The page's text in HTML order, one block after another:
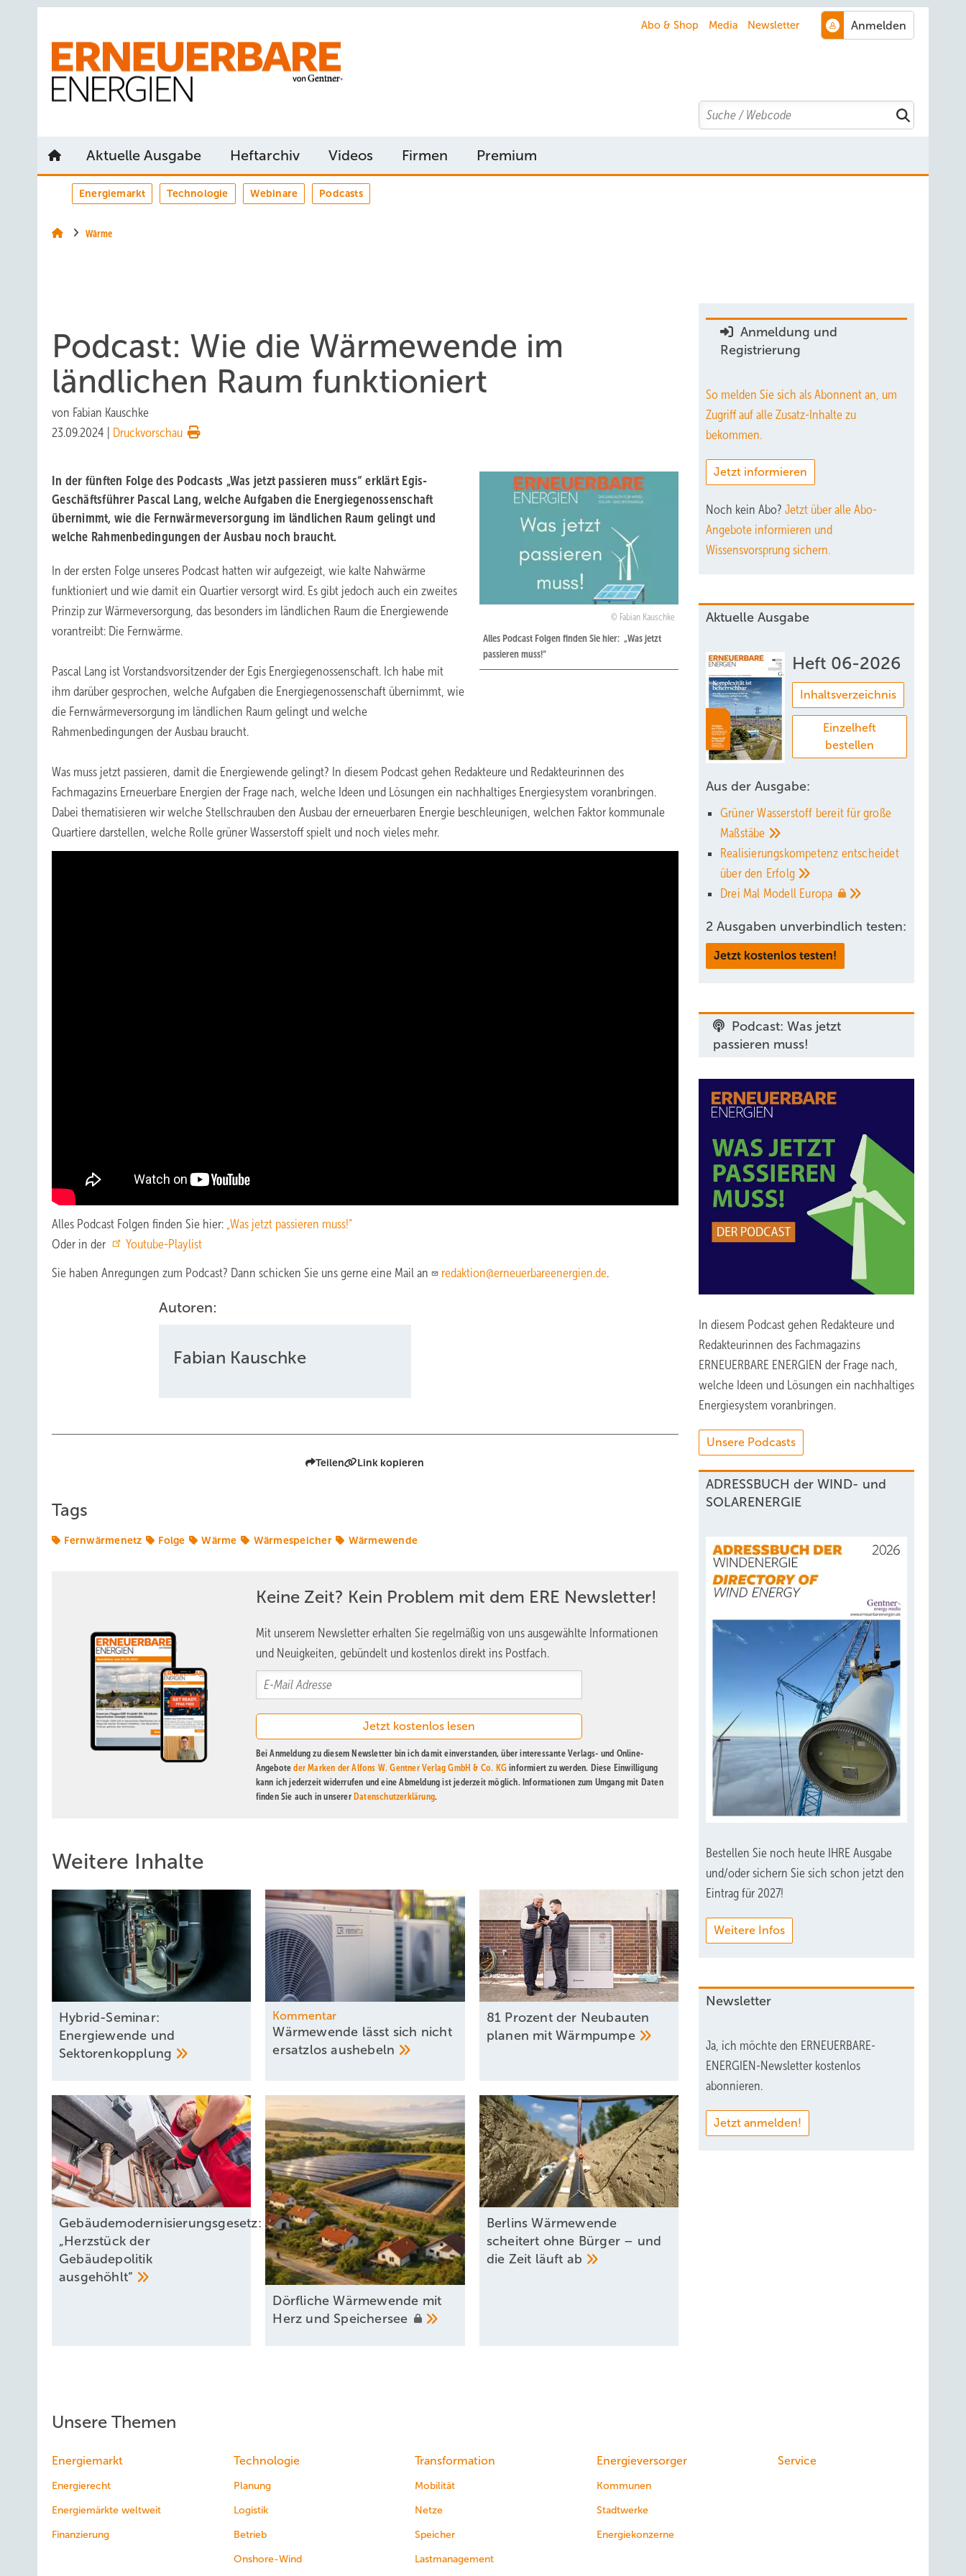
Abo & Shop Media Newsletter
Search
Aktuelle Ausgabe Heftarchiv Videos Firmen Premium
Energiemarkt Technologie Webinare Podcasts
Wärme
Podcast: Wie die Wärmewende im
ländlichen Raum funktioniert
von Fabian Kauschke
23.09.2024
Druckvorschau
Fabian Kauschke
Alles Podcast Folgen finden Sie hier: „Was jetzt
passieren muss!“
In der fünften Folge des Podcasts „Was jetzt passieren muss“ erklärt Egis-
Geschäftsführer Pascal Lang, welche Aufgaben die Energiegenossenschaft
übernimmt, wie die Fernwärmeversorgung im ländlichen Raum gelingt und
welche Rahmenbedingungen der Ausbau noch braucht.
In der ersten Folge unseres Podcast hatten wir aufgezeigt, wie kalte Nahwärme
funktioniert und wie damit ein Quartier versorgt wird. Es gibt jedoch auch ein zweites
Prinzip zur Wärmeversorgung, das besonders im ländlichen Raum die Energiewende
vorantreibt: Die Fernwärme.
Pascal Lang ist Vorstandsvorsitzender der Egis Energiegenossenschaft. Ich habe mit
ihm darüber gesprochen, welche Aufgaben die Energiegenossenschaft übernimmt, wie
die Fernwärmeversorgung im ländlichen Raum gelingt und welche
Rahmenbedingungen der Ausbau braucht.
Was muss jetzt passieren, damit die Energiewende gelingt? In diesem Podcast gehen Redakteure und Redakteurinnen des
Fachmagazins Erneuerbare Energien der Frage nach, welche Ideen und Lösungen ein nachhaltiges Energiesystem voranbringen.
Dabei thematisieren wir welche Stellschrauben den Ausbau der erneuerbaren Energie beschleunigen, welchen Faktor kommunale
Quartiere darstellen, welche Rolle grüner Wasserstoff spielt und noch vieles mehr.
Alles Podcast Folgen finden Sie hier: „Was jetzt passieren muss!“
Oder in der
Youtube-Playlist
Sie haben Anregungen zum Podcast? Dann schicken Sie uns gerne eine Mail an
redaktion@erneuerbareenergien.de.
Autoren:
Fabian Kauschke
Teilen Link kopieren
Tags
Fernwärmenetz Folge Wärme Wärmespeicher Wärmewende
Keine Zeit? Kein Problem mit dem ERE Newsletter!
Mit unserem Newsletter erhalten Sie regelmäßig von uns ausgewählte Informationen
und Neuigkeiten, gebündelt und kostenlos direkt ins Postfach.
Bei Anmeldung zu diesem Newsletter bin ich damit einverstanden, über interessante Verlags- und Online-
Angeboteder Marken der Alfons W. Gentner Verlag GmbH & Co. KG informiert zu werden. Diese Einwilligung
kann ich jederzeit widerrufen und eine Abmeldung ist jederzeit möglich. Informationen zum Umgang mit Daten
finden Sie auch in unserer Datenschutzerklärung.
Weitere Inhalte
Hybrid-Seminar:
Energiewende und
Sektorenkopplung
Kommentar
Wärmewende lässt sich nicht
ersatzlosaushebeln
81 Prozent der Neubauten
planen mitWärmpumpe
Gebäudemodernisierungsgesetz:
„Herzstück der
Gebäudepolitik
ausgehöhlt“
Dörfliche Wärmewende mit
Herz und Speichersee
Berlins Wärmewende
scheitert ohne Bürger – und
die Zeit läuft ab
Anmeldung und
Registrierung
So melden Sie sich als Abonnent an, um
Zugriff auf alle Zusatz-Inhalte zu
bekommen.
Jetzt informieren
Noch kein Abo? Jetzt über alle Abo-
Angebote informieren und
Wissensvorsprung sichern.
Aktuelle Ausgabe
Heft 06-2026
Inhaltsverzeichnis
Einzelheft
bestellen
Aus der Ausgabe:
Grüner Wasserstoff bereit für große
Maßstäbe
Realisierungskompetenz entscheidet
über den Erfolg
Drei Mal Modell Europa
2 Ausgaben unverbindlich testen:
Jetzt kostenlos testen!
Podcast: Was jetzt
passieren muss!
In diesem Podcast gehen Redakteure und
Redakteurinnen des Fachmagazins
ERNEUERBARE ENERGIEN der Frage nach,
welche Ideen und Lösungen ein nachhaltiges
Energiesystem voranbringen.
Unsere Podcasts
ADRESSBUCH der WIND- und
SOLARENERGIE
Bestellen Sie noch heute IHRE Ausgabe
und/oder sichern Sie sich schon jetzt den
Eintrag für 2027!
Weitere Infos
Newsletter
Ja, ich möchte den ERNEUERBARE-
ENERGIEN-Newsletter kostenlos
abonnieren.
Jetzt anmelden!
Unsere Themen
Energiemarkt
Energierecht
Energiemärkte weltweit
Finanzierung
Technologie
Planung
Logistik
Betrieb
Onshore-Wind
Transformation
Mobilität
Netze
Speicher
Lastmanagement
Energieversorger
Kommunen
Stadtwerke
Energiekonzerne
Service